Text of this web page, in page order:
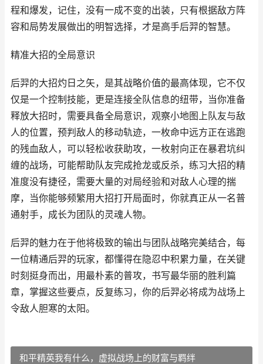
程和爆发，记住，没有一成不变的出装，只有根据敌方阵
容和局势发展做出的明智选择，才是高手后羿的智慧。
精准大招的全局意识
后羿的大招灼日之矢，是其战略价值的最高体现，它不仅
仅是一个控制技能，更是连接全队信息的纽带，当你准备
释放大招时，需要具备全局意识，观察小地图上队友与敌
人的位置，预判敌人的移动轨迹，一枚命中远方正在逃跑
的残血敌人，可以轻松收获助攻，一枚射向正在暴君坑纠
缠的战场，可能帮助队友完成抢龙或反杀，练习大招的精
准度没有捷径，需要大量的对局经验和对敌人心理的揣
摩，当你能够频繁用大招打开局面时，你就真正从一名普
通射手，成长为团队的灵魂人物。
后羿的魅力在于他将极致的输出与团队战略完美结合，每
一位精通后羿的玩家，都懂得在隐忍中积累力量，在关键
时刻挺身而出，用最朴素的普攻，书写最华丽的胜利篇
章，掌握这些要点，反复练习，你的后羿必将成为战场上
令敌人胆寒的太阳。
和平精英我有什么，虚拟战场上的财富与羁绊